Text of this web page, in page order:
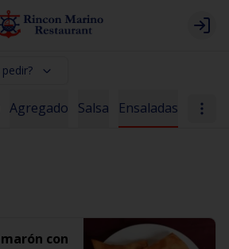
Login
Agregado Salsa Ensaladas
con